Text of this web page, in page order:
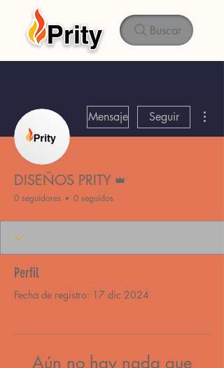
Buscar
Mensaje Seguir
DISEÑOS PRITY
0 seguidores 0 seguidos
Perfil
Fecha de registro: 17 dic 2024
Aún no hay nada que